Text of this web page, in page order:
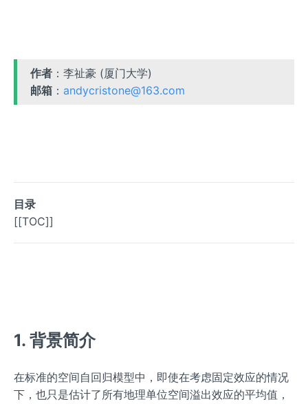
作者 ：李祉豪 (厦门大学)
邮箱 ：andycristone@163.com
目录
[[TOC]]
1. 背景简介
在标准的空间自回归模型中，即使在考虑固定效应的情况
下，也只是估计了所有地理单位空间溢出效应的平均值，